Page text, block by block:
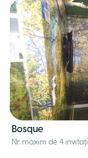
Bosque
Nr. maxim de 4 invitați